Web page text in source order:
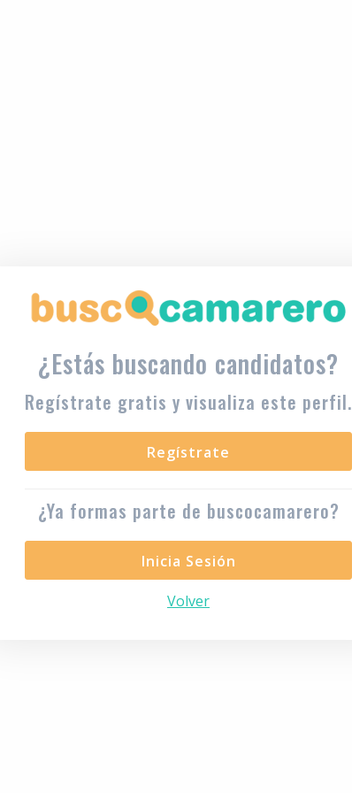
¿Estás buscando candidatos?
Regístrate gratis y visualiza este perfil.
Regístrate
¿Ya formas parte de buscocamarero?
Inicia Sesión
Volver